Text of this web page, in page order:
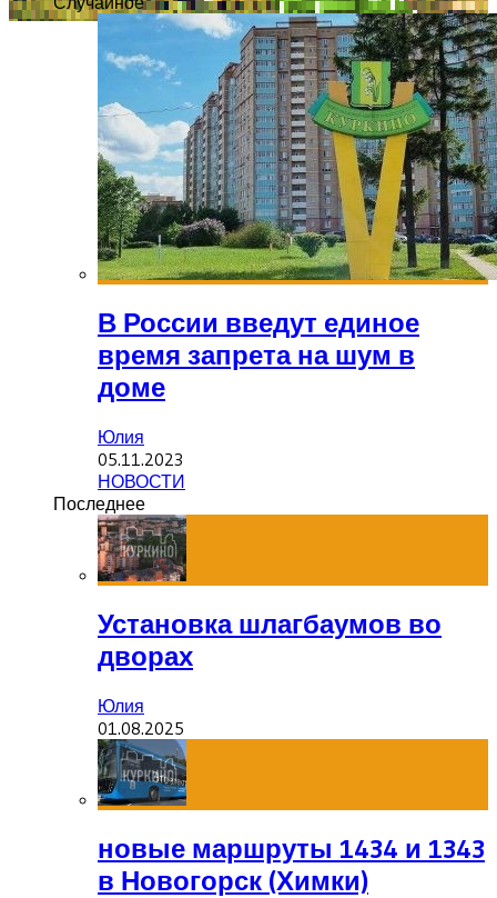
В России введут единое
время запрета на шум в
доме
Юлия
05.11.2023
НОВОСТИ
Последнее
Установка шлагбаумов во
дворах
Юлия
01.08.2025
новые маршруты 1434 и 1343
в Новогорск (Химки)